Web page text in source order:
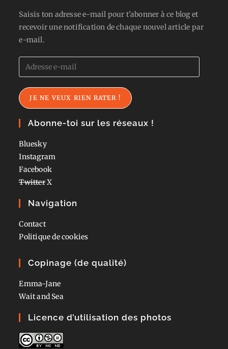
Saisis ton adresse e-mail pour t'abonner à ce blog et
recevoir une notification de chaque nouvel article par
e-mail.
Adresse
e-
mail
JE NE VEUX RIEN RATER !
Abonne-toi sur les réseaux !
Bluesky
Instagram
Facebook
TwitterX
Navigation
Contact
Politique de cookies
Copinage (de qualité)
Emma-Jane
Wait and Sea
Licence d’utilisation des photos